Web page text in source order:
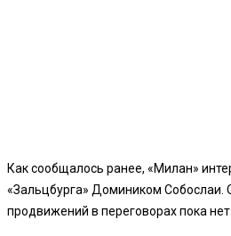
Как сообщалось ранее, «Милан»
«Зальцбурга» Домиником Собослаи.
продвижений в переговорах пока нет.